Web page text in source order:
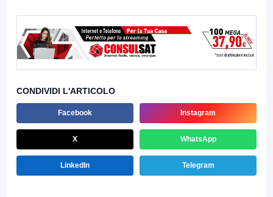
CONDIVIDI L'ARTICOLO
Facebook Instagram
X WhatsApp
LinkedIn Telegram